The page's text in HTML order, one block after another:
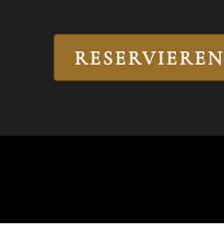
RESERVIEREN